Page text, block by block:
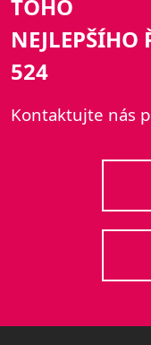
TOHO
NEJLEPŠÍHO
524
Kontaktujte nás